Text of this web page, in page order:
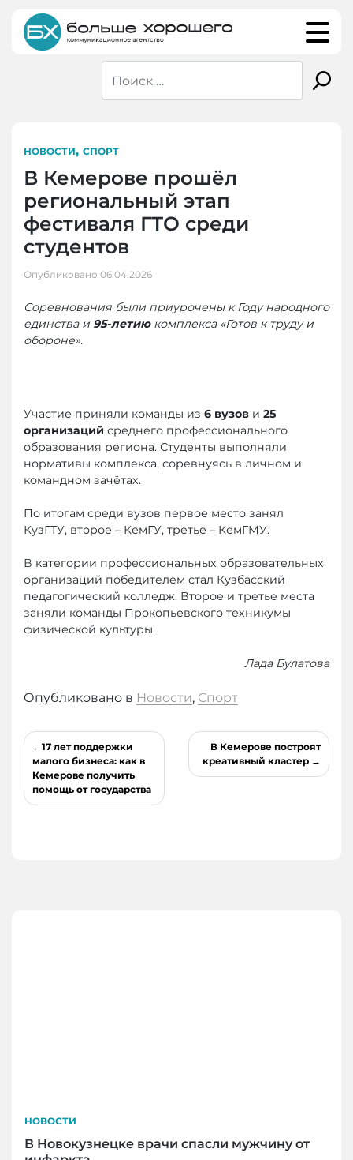
content
НОВОСТИ, СПОРТ
В Кемерове прошёл
региональный этап
фестиваля ГТО среди
студентов
Опубликовано 06.04.2026
Соревнования были приурочены к Году народного
единства и 95-летиюкомплекса «Готов к труду и
обороне».
Участие приняли команды из 6 вузов и 25
организаций среднего профессионального
образования региона. Студенты выполняли
нормативы комплекса, соревнуясь в личном и
командном зачётах.
По итогам среди вузов первое место занял
КузГТУ, второе – КемГУ, третье – КемГМУ.
В категории профессиональных образовательных
организаций победителем стал Кузбасский
педагогический колледж. Второе и третье места
заняли команды Прокопьевского техникумы
физической культуры.
Лада Булатова
Опубликовано в Новости, Спорт
Навигация
по
записям
17 лет поддержки
малого бизнеса: как в
Кемерове получить
помощь от государства
В Кемерове построят
креативный кластер
НОВОСТИ
В Новокузнецке врачи спасли мужчину от